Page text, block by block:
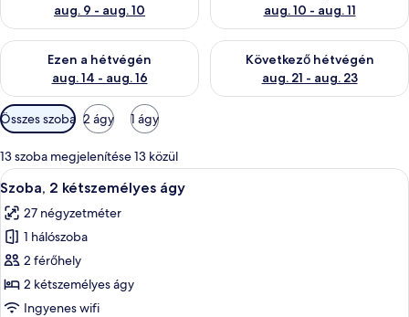
aug. 9 - aug. 10
aug. 10 - aug. 11
Ezen a hétvégén
aug. 14 - aug. 16
A mostani hétvégi rendelkezésre állás ellenőrzése: aug. 14 -
Következő hétvégén
aug. 21 - aug. 23
A következő hétvégi
Szobákhoz
rendelkezésre
álló
szűrők
Összes szoba 2 ágy 1 ágy
13 szoba megjelenítése 13 közül
A
következő
szoba
összes
képének
megtekintése:
Szoba,
Egy szállodai szoba két ággyal,
7
Szoba, 2 kétszemélyes ágy
27 négyzetméter
1 hálószoba
2 férőhely
2 kétszemélyes ágy
Ingyenes wifi